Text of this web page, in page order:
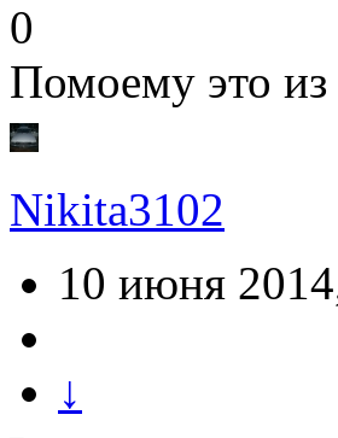
0
Помоему это
Nikita3102
10 июня
↓